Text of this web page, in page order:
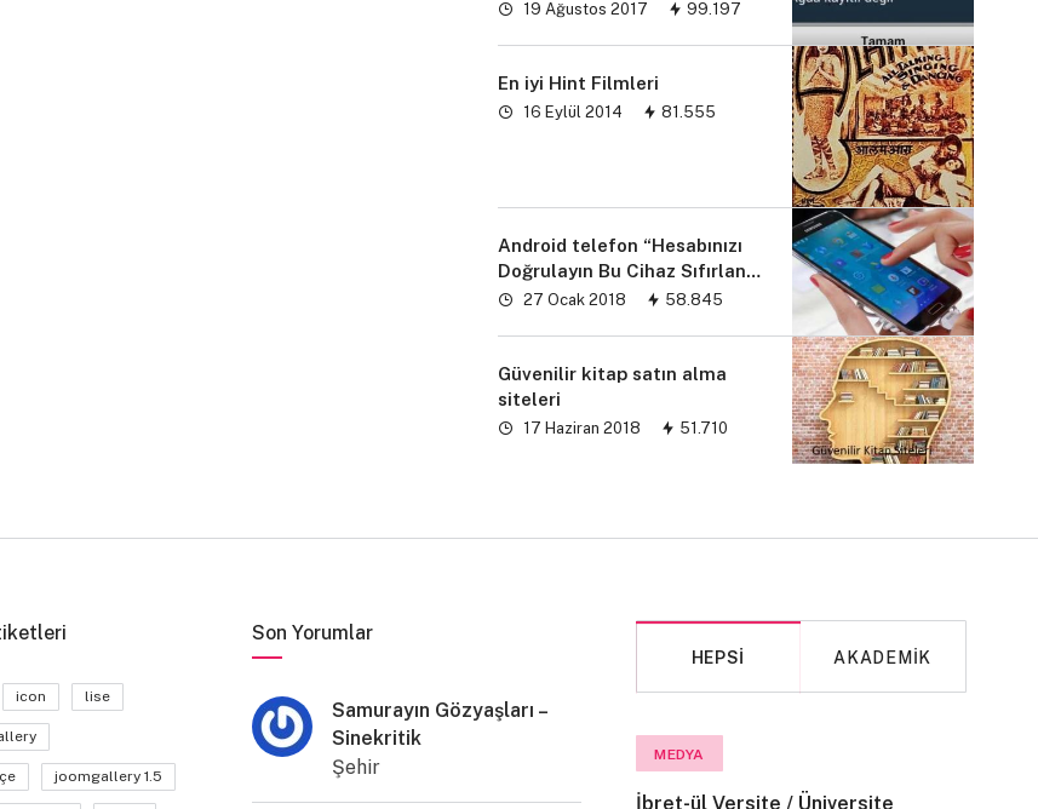
19 Ağustos 2017 99.197
En iyi Hint Filmleri
16 Eylül 2014 81.555
Android telefon “Hesabınızı
Doğrulayın Bu Cihaz Sıfırlandı
sorunu” çözümü
27 Ocak 2018 58.845
Güvenilir kitap satın alma
siteleri
17 Haziran 2018 51.710
icon lise
joomgallery 1.5
Son Yorumlar
Samurayın Gözyaşları –
Sinekritik
Şehir
HEPSI AKADEMIK
MEDYA
İbret-ül Versite / Üniversite